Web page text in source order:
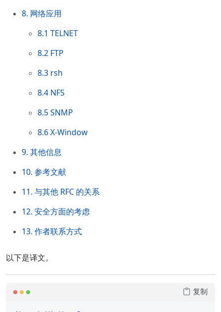
8. 网络应用
8.1 TELNET
8.2 FTP
8.3 rsh
8.4 NFS
8.5 SNMP
8.6 X-Window
9. 其他信息
10. 参考文献
11. 与其他 RFC 的关系
12. 安全方面的考虑
13. 作者联系方式
以下是译文。
复制